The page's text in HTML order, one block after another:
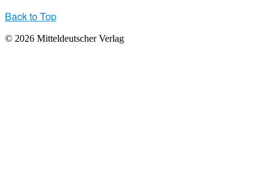
Back to Top
© 2026 Mitteldeutscher Verlag